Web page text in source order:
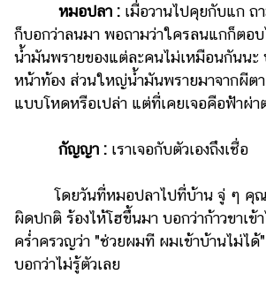
หมอปลา : เมื่อวานไปคุยกับแก ถ
ก็บอกว่าลนมา พอถามว่าใครลนแกก็ตอ
น้ำมันพรายของแต่ละคนไม่เหมือนกันนะ
หน้าท้อง ส่วนใหญ่น้ำมันพรายมาจากผีต
แบบโหดหรือเปล่า แต่ที่เคยเจอคือฟ้าผ่
กัญญา : เราเจอกับตัวเองถึงเชื่อ
โดยวันที่หมอปลาไปที่บ้าน จู่ ๆ คุณ
ผิดปกติ ร้องไห้โฮขึ้นมา บอกว่าก้าวขาเข้
คร่ำครวญว่า "ช่วยผมที ผมเข้าบ้านไม่
บอกว่าไม่รู้ตัวเลย